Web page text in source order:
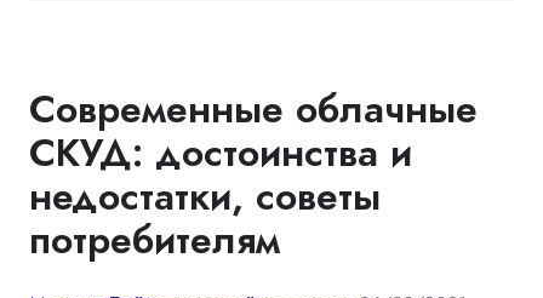
Современные облачные
СКУД: достоинства и
недостатки, советы
потребителям